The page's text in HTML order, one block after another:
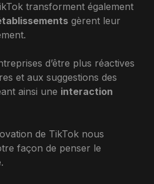
transforment également
gèrent leur
d’être plus réactives
et aux suggestions des
ainsi une interaction
de TikTok nous
façon de penser le